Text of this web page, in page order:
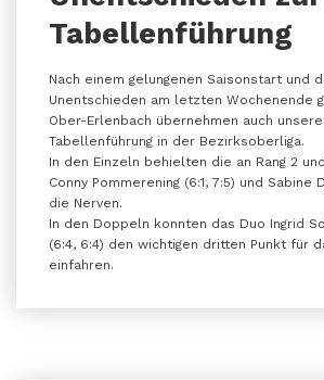
Tabellenführung
Nach einem gelungenen Saisonstart und
Unentschieden am letzten Wochenende
Ober-Erlenbach übernehmen auch
Tabellenführung in der Bezirksoberliga.
In den Einzeln behielten die an Rang 2
Conny Pommerening (6:1, 7:5) und Sabine
die Nerven.
In den Doppeln konnten das Duo Ingrid
(6:4, 6:4) den wichtigen dritten Punkt für
einfahren.